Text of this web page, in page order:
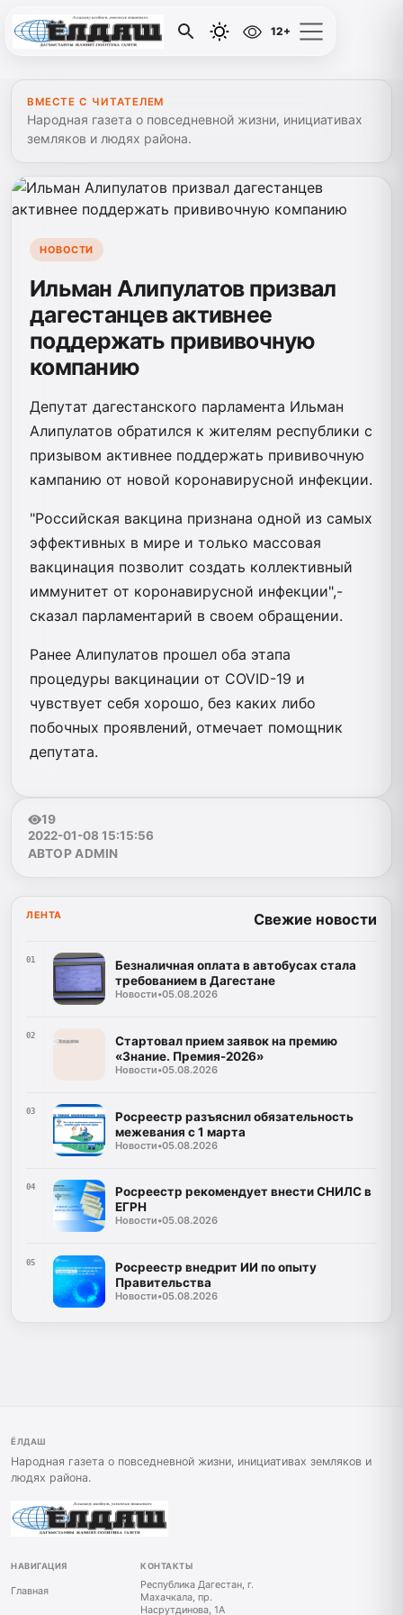
12+
ВМЕСТЕ С ЧИТАТЕЛЕМ
Народная газета о повседневной жизни, инициативах
земляков и людях района.
НОВОСТИ
Ильман Алипулатов призвал
дагестанцев активнее
поддержать прививочную
компанию
Депутат дагестанского парламента Ильман
Алипулатов обратился к жителям республики с
призывом активнее поддержать прививочную
кампанию от новой коронавирусной инфекции.
"Российская вакцина признана одной из самых
эффективных в мире и только массовая
вакцинация позволит создать коллективный
иммунитет от коронавирусной инфекции",-
сказал парламентарий в своем обращении.
Ранее Алипулатов прошел оба этапа
процедуры вакцинации от COVID-19 и
чувствует себя хорошо, без каких либо
побочных проявлений, отмечает помощник
депутата.
19
2022-01-08 15:15:56
АВТОР ADMIN
ЛЕНТА Свежие новости
01
Безналичная оплата в автобусах стала
требованием в Дагестане
Новости•05.08.2026
02
Стартовал прием заявок на премию
«Знание. Премия-2026»
Новости•05.08.2026
03
Росреестр разъяснил обязательность
межевания с 1 марта
Новости•05.08.2026
04
Росреестр рекомендует внести СНИЛС в
ЕГРН
Новости•05.08.2026
05
Росреестр внедрит ИИ по опыту
Правительства
Новости•05.08.2026
ЁЛДАШ
Народная газета о повседневной жизни, инициативах земляков и
людях района.
НАВИГАЦИЯ
Главная
КОНТАКТЫ
Республика Дагестан, г.
Махачкала, пр.
Насрутдинова, 1А